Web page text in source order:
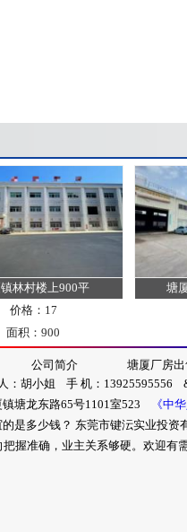
村楼上900平
价格：17
积：900
塘厦
公司简介
塘厦厂房
：胡小姐 手 机：13925595556
塘龙东路65号1101室523
《中
是多少钱？ 东莞市键沄实业投
把握准确，业主关系够硬。欢迎有